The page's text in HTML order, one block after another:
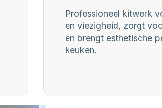
Professioneel kitwerk
en viezigheid, zorgt
en brengt esthetische
keuken.